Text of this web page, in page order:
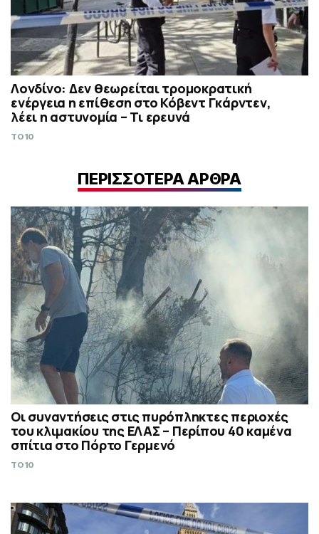
Λονδίνο: Δεν θεωρείται τρομοκρατική
ενέργεια η επίθεση στο Κόβεντ Γκάρντεν,
λέει η αστυνομία – Τι ερευνά
TO10
ΠΕΡΙΣΣΟΤΕΡΑ ΑΡΘΡΑ
Οι συναντήσεις στις πυρόπληκτες περιοχές
του κλιμακίου της ΕΛΑΣ – Περίπου 40 καμένα
σπίτια στο Πόρτο Γερμενό
TO10